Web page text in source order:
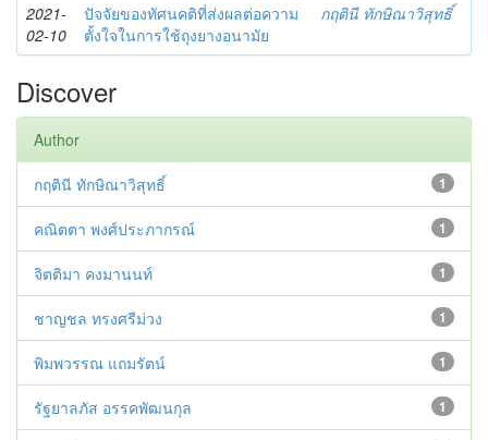
2021-
02-10
ปัจจัยของทัศนคติที่ส่งผลต่อความ
ตั้งใจในการใช้ถุงยางอนามัย
กฤตินี ทักษิณาวิสุทธิ์
Discover
Author
1
กฤตินี ทักษิณาวิสุทธิ์
1
คณิตตา พงศ์ประภากรณ์
1
จิตติมา คงมานนท์
1
ชาญชล ทรงศรีม่วง
1
พิมพวรรณ แถมรัตน์
1
รัฐยาลภัส อรรคพัฒนกุล